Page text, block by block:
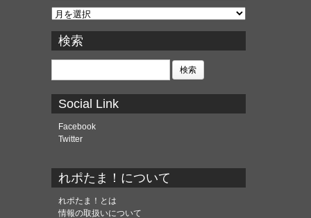
ア
カ
イ
ブ
検索
検
Social Link
Facebook
Twitter
れポたま！について
れポたま！とは
情報の取扱いについて